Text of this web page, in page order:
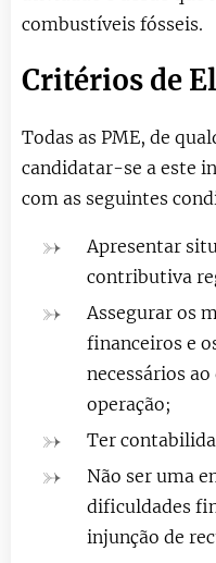
combustíveis fósseis.
Critérios de
Todas as PME, de
candidatar-se a este
com as seguintes
Apresentar
contributiva
Assegurar os
financeiros e
necessários
operação;
Ter
Não ser uma
dificuldades
injunção de